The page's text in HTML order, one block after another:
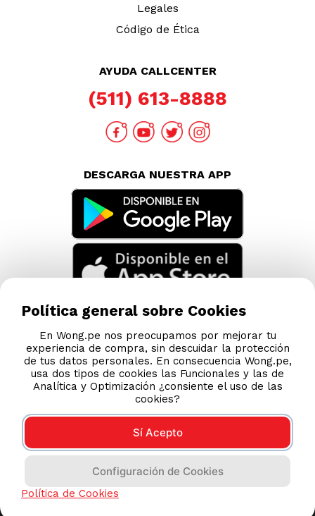
Legales
Código de Ética
AYUDA CALLCENTER
(511) 613-8888
DESCARGA NUESTRA APP
Esta tienda usa Niubiz para realizar transacciones
Política general sobre Cookies
En Wong.pe nos preocupamos por mejorar tu
experiencia de compra, sin descuidar la protección
de tus datos personales. En consecuencia Wong.pe,
usa dos tipos de cookies las Funcionales y las de
Analítica y Optimización ¿consiente el uso de las
cookies?
Sí Acepto
Configuración de Cookies
Política de Cookies